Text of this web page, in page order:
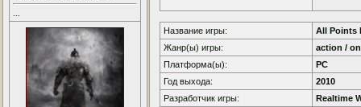
Название игры:
All Points
Жанр(ы) игры:
action /
Платформа(ы):
PC
Год выхода:
2010
Разработчик игры:
Realtime